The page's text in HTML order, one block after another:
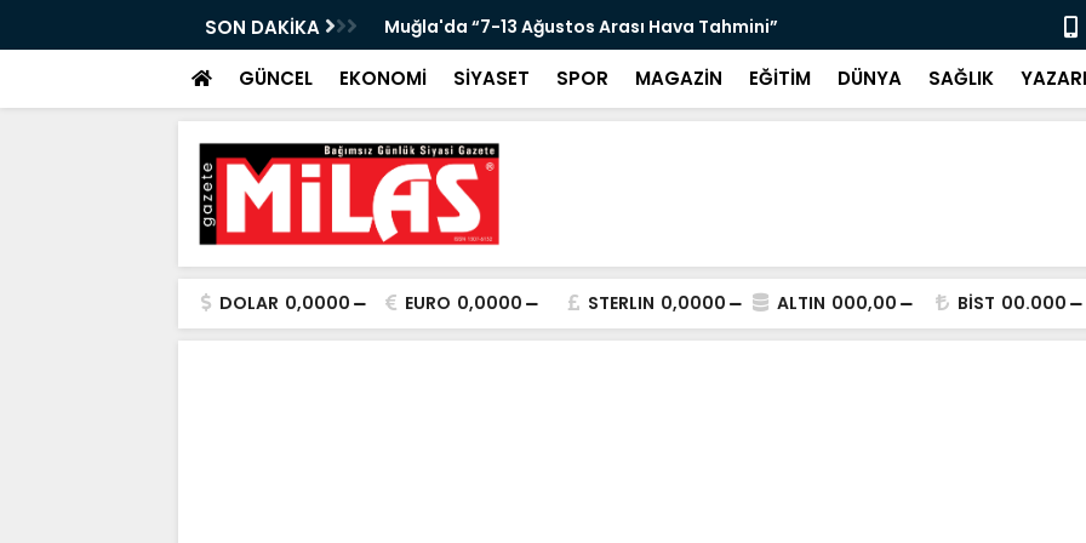
SON DAKİKA
ÖNEMLİ KONUK!” Muğla'da “7-13 Ağustos Arası Hava Tahmini” “Ketenci
GÜNCEL EKONOMİ SİYASET SPOR MAGAZİN EĞİTİM DÜNYA SAĞLIK
DOLAR 0,0000 EURO 0,0000 STERLIN 0,0000 ALTIN 000,00 BİST 00.000